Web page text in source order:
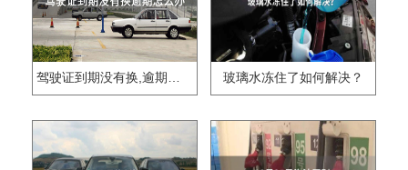
驾驶证到期没有换,逾期怎么办?? 玻璃水冻住了如何解决？